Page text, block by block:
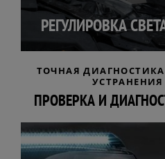
РЕГУЛИРОВКА
ТОЧНАЯ
ПРОВЕРКА И